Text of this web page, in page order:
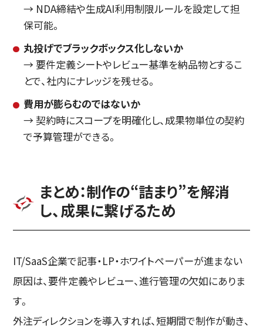
→ NDA締結や生成AI利用制限ルールを設定して担
保可能。
丸投げでブラックボックス化しないか
→ 要件定義シートやレビュー基準を納品物とするこ
とで、社内にナレッジを残せる。
費用が膨らむのではないか
→ 契約時にスコープを明確化し、成果物単位の契約
で予算管理ができる。
まとめ：制作の“詰まり”を解消
し、成果に繋げるため
IT/SaaS企業で記事・LP・ホワイトペーパーが進まない
原因は、要件定義やレビュー、進行管理の欠如にありま
す。
外注ディレクションを導入すれば、短期間で制作が動き、